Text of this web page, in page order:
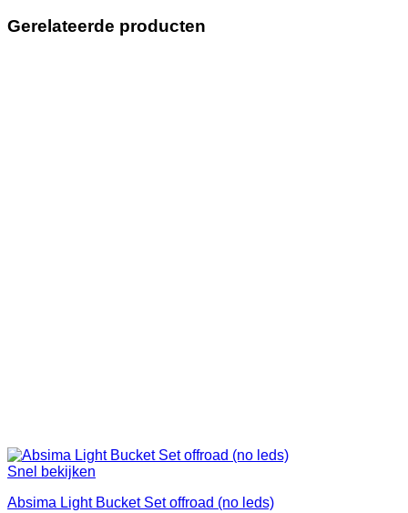
Gerelateerde producten
Snel bekijken
Absima Light Bucket Set offroad (no leds)